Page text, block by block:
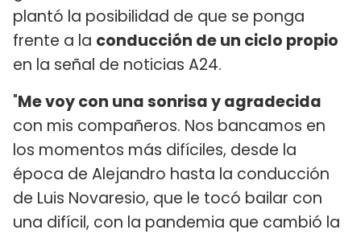
plantó la posibilidad de que se ponga
frente a la conducción de un ciclo propio
en la señal de noticias A24.
"Me voy con una sonrisa y agradecida
con mis compañeros. Nos bancamos en
los momentos más difíciles, desde la
época de Alejandro hasta la conducción
de Luis Novaresio, que le tocó bailar con
una difícil, con la pandemia que cambió la